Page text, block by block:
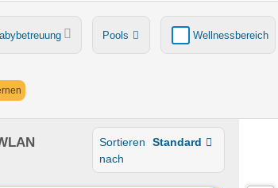
Pools Wellnessbereich
Sortieren
nach
Standard